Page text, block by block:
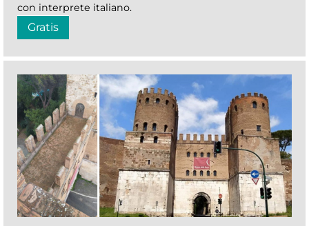
con interprete italiano.
Gratis